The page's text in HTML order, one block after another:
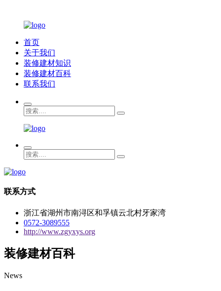
首页
关于我们
装修建材知识
装修建材百科
联系我们
联系方式
浙江省湖州市南浔区和孚镇云北村牙家湾
0572-3089555
http://www.zgyxys.org
装修建材百科
News